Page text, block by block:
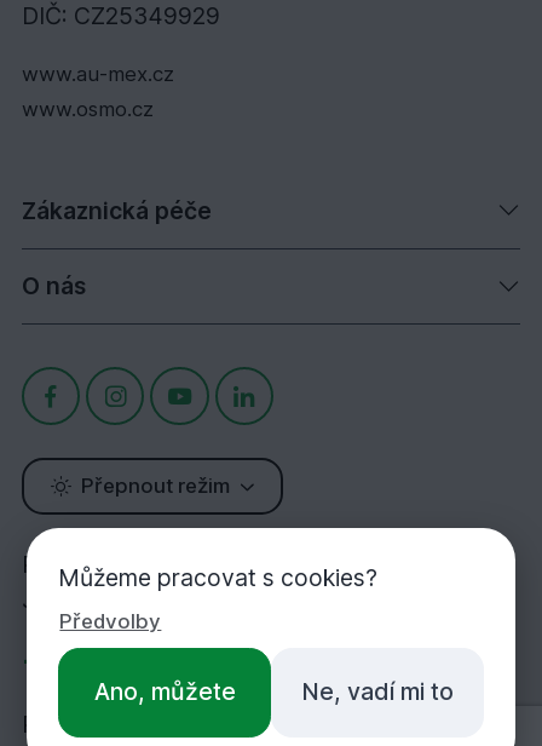
DIČ: CZ25349929
www.au-mex.cz
www.osmo.cz
Zákaznická péče
O nás
Přepnout režim
Potřebujete poradit?
Jsme tu pro Vás!
+420 283 933 452
PO-PÁ 7:00-16:30
Můžeme pracovat s cookies?
Předvolby
Ano, můžete Ne, vadí mi to